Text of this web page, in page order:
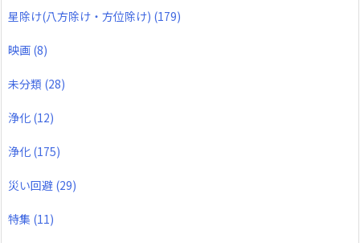
星除け(八方除け・方位除け) (179)
映画 (8)
未分類 (28)
浄化 (12)
浄化 (175)
災い回避 (29)
特集 (11)